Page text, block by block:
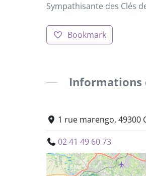
Sympathisante des Clés
Bookmark
Informations
1 rue marengo, 49300
02 41 49 60 73